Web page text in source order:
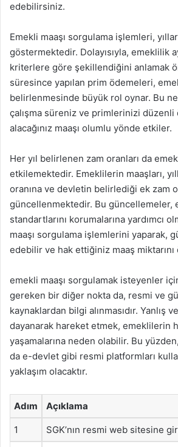
edebilirsiniz.
Emekli maaşı sorgulama işlemleri,
göstermektedir. Dolayısıyla, emeklilik
kriterlere göre şekillendiğini anlamak
süresince yapılan prim ödemeleri,
belirlenmesinde büyük rol oynar. Bu
çalışma süreniz ve primlerinizi düzenli
alacağınız maaşı olumlu yönde etkiler.
Her yıl belirlenen zam oranları da
etkilemektedir. Emeklilerin maaşları,
oranına ve devletin belirlediği ek zam
güncellenmektedir. Bu güncellemeler,
standartlarını korumalarına yardımcı
maaşı sorgulama işlemlerini yaparak,
edebilir ve hak ettiğiniz maaş
emekli maaşı sorgulamak isteyenler
gereken bir diğer nokta da, resmi ve
kaynaklardan bilgi alınmasıdır. Yanlış
dayanarak hareket etmek, emeklilerin
yaşamalarına neden olabilir. Bu
da e-devlet gibi resmi platformları
yaklaşım olacaktır.
Adım Açıklama
1 SGK’nın resmi web sitesine